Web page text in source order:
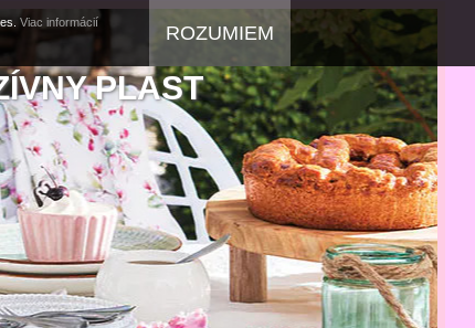
PLAST
Viac informácií
ROZUMIEM